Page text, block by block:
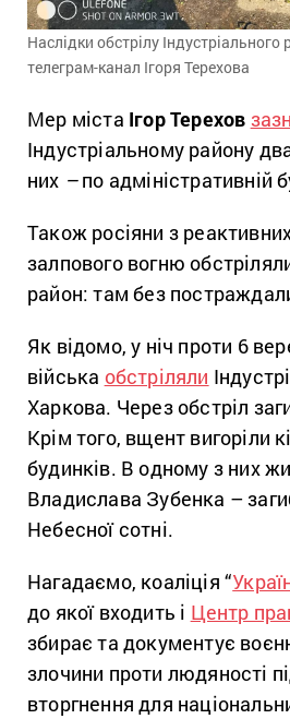
Наслідки обстрілу
телеграм-канал Ігоря Терехова
Мер міста Ігор Терехов
Індустріальному району
них –по адміністративній
Також росіяни з
залпового вогню
район: там без
Як відомо, у ніч проти 6
війська обстріляли
Харкова. Через обстріл
Крім того, вщент вигоріли
будинків. В одному з них
Владислава Зубенка –
Небесної сотні.
Нагадаємо, коаліція “
до якої входить і Центр
збирає та документує
злочини проти людяності
вторгнення для